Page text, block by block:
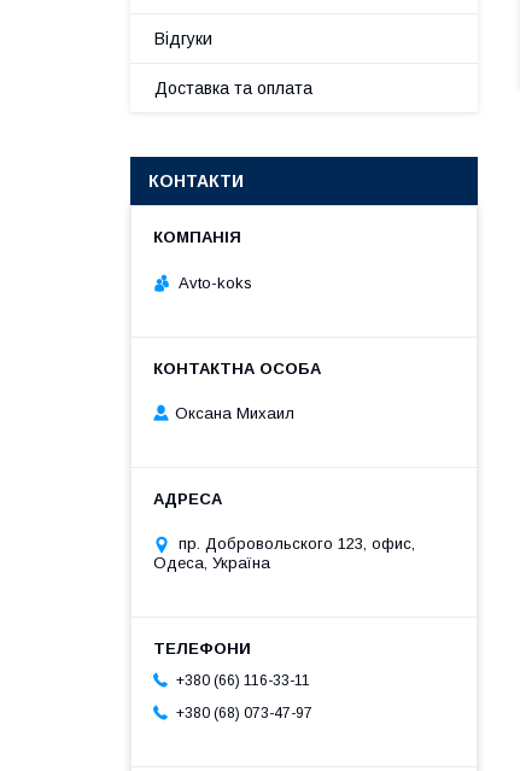
Відгуки
Доставка та оплата
КОНТАКТИ
Avto-koks
Оксана Михаил
пр. Добровольского 123, офис,
Одеса, Україна
+380 (66) 116-33-11
+380 (68) 073-47-97